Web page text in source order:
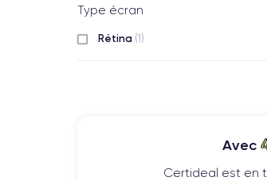
Type écran
Rétina (1)
Avec
Certideal est en